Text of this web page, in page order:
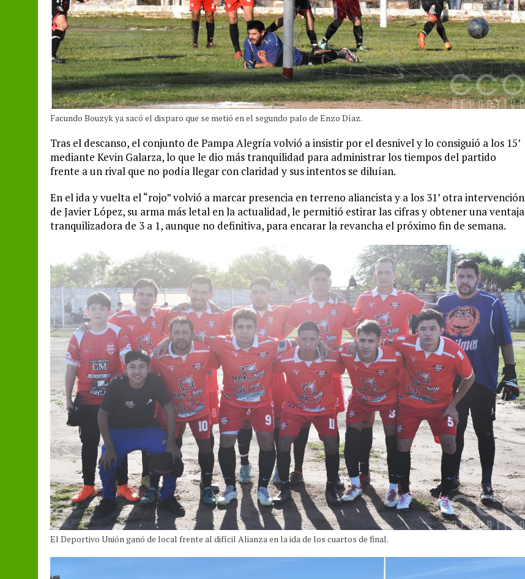
Facundo Bouzyk ya sacó el disparo que se metió en el segundo palo de Enzo Díaz.
Tras el descanso, el conjunto de Pampa Alegría volvió a insistir por el desnivel y lo consiguió a los 15’
mediante Kevin Galarza, lo que le dio más tranquilidad para administrar los tiempos del partido
frente a un rival que no podía llegar con claridad y sus intentos se diluían.
En el ida y vuelta el “rojo” volvió a marcar presencia en terreno aliancista y a los 31’ otra intervención
de Javier López, su arma más letal en la actualidad, le permitió estirar las cifras y obtener una ventaja
tranquilizadora de 3 a 1, aunque no definitiva, para encarar la revancha el próximo fin de semana.
El Deportivo Unión ganó de local frente al difícil Alianza en la ida de los cuartos de final.